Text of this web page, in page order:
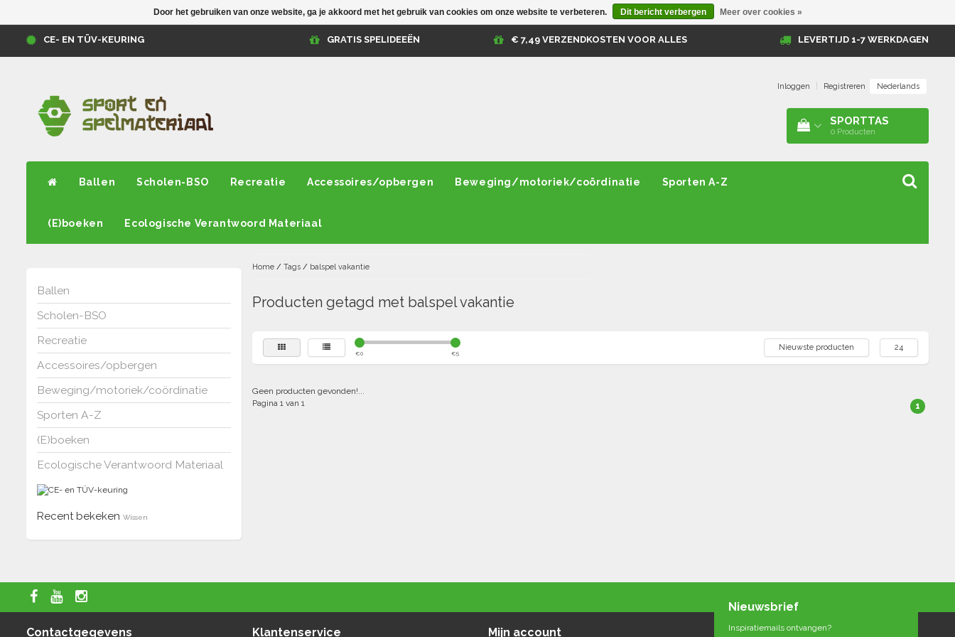
CE- EN TÜV-KEURING GRATIS SPELIDEEËN € 7,49 VERZENDKOSTEN VOOR ALLES LEVERTIJD 1-7 WERKDAGEN
Inloggen Registreren Nederlands
SPORTTAS
0 Producten
Ballen Scholen-BSO Recreatie Accessoires/opbergen Beweging/motoriek/coördinatie Sporten A-Z
(E)boeken Ecologische Verantwoord Materiaal
Ballen
Scholen-BSO
Recreatie
Accessoires/opbergen
Beweging/motoriek/coördinatie
Sporten A-Z
(E)boeken
Ecologische Verantwoord Materiaal
Recent bekeken Wissen
Home/ Tags/ balspel vakantie
Producten getagd met balspel vakantie
€0 €5
Nieuwste producten 24
Geen producten gevonden!...
Pagina 1 van 1
1
Contactgegevens Klantenservice Mijn account
Nieuwsbrief
Inspiratiemails ontvangen?
Door het gebruiken van onze website, ga je akkoord met het gebruik van cookies om onze website te verbeteren. Dit bericht verbergen Meer over cookies »